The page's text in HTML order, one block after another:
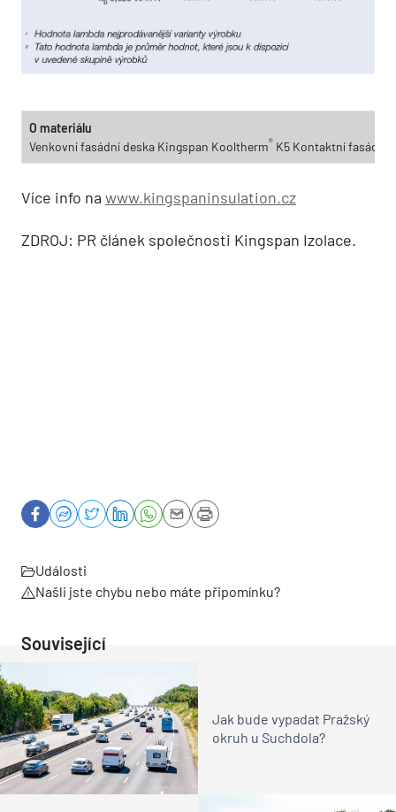
O materiálu
Venkovní fasádní deska Kingspan Kooltherm® K5 Kontaktní fasádní
Více info na www.kingspaninsulation.cz
ZDROJ: PR článek společnosti Kingspan Izolace.
Události
Našli jste chybu nebo máte připomínku?
Související
Jak bude vypadat Pražský
okruh u Suchdola?